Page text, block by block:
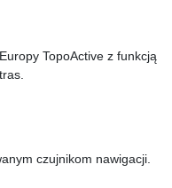
TopoActive z funkcją
czujnikom nawigacji.